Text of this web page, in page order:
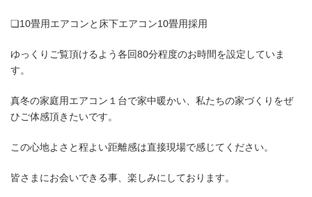
❏10畳用エアコンと床下エアコン10畳用採用
ゆっくりご覧頂けるよう各回80分程度のお時間を設定していま
す。
真冬の家庭用エアコン１台で家中暖かい、私たちの家づくりをぜ
ひご体感頂きたいです。
この心地よさと程よい距離感は直接現場で感じてください。
皆さまにお会いできる事、楽しみにしております。